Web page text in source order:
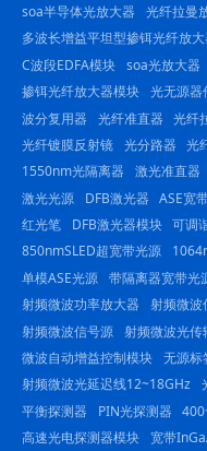
soa半导体光放大器
光纤拉曼
多波长增益平坦型掺铒光纤放大
C波段EDFA模块 soa光放大器
掺铒光纤放大器模块 光无源器
波分复用器
光纤准直器 光纤
光纤镀膜反射镜 光分路器 光
1550nm光隔离器
激光准直器
激光光源
DFB激光器 ASE宽
红光笔
DFB激光器模块 可调
850nmSLED超宽带光源
单模ASE光源 带隔离器宽带光
射频微波功率放大器
射频微波
射频微波信号源 射频微波光传
微波自动增益控制模块 无源标
射频微波光延迟线12~18GHz
平衡探测器
PIN光探测器
高速光电探测器模块
宽带